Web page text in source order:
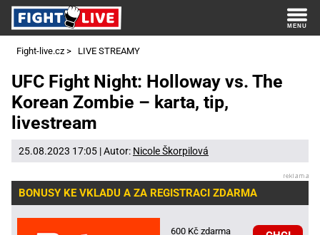
Fight-live.cz > LIVE STREAMY
UFC Fight Night: Holloway vs. The
Korean Zombie – karta, tip,
livestream
25.08.2023 17:05 | Autor: Nicole Škorpilová
BONUSY KE VKLADU A ZA REGISTRACI ZDARMA
600 Kč zdarma